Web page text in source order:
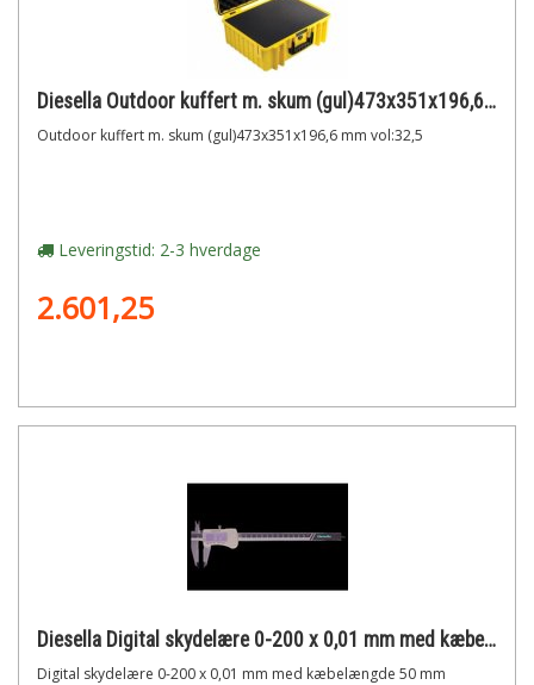
Diesella Outdoor kuffert m. skum (gul)473x351x196,6 mm vol:32,5
Outdoor kuffert m. skum (gul)473x351x196,6 mm vol:32,5
Leveringstid: 2-3 hverdage
2.601,25
Diesella Digital skydelære 0-200 x 0,01 mm med kæbelængde 50 mm
Digital skydelære 0-200 x 0,01 mm med kæbelængde 50 mm